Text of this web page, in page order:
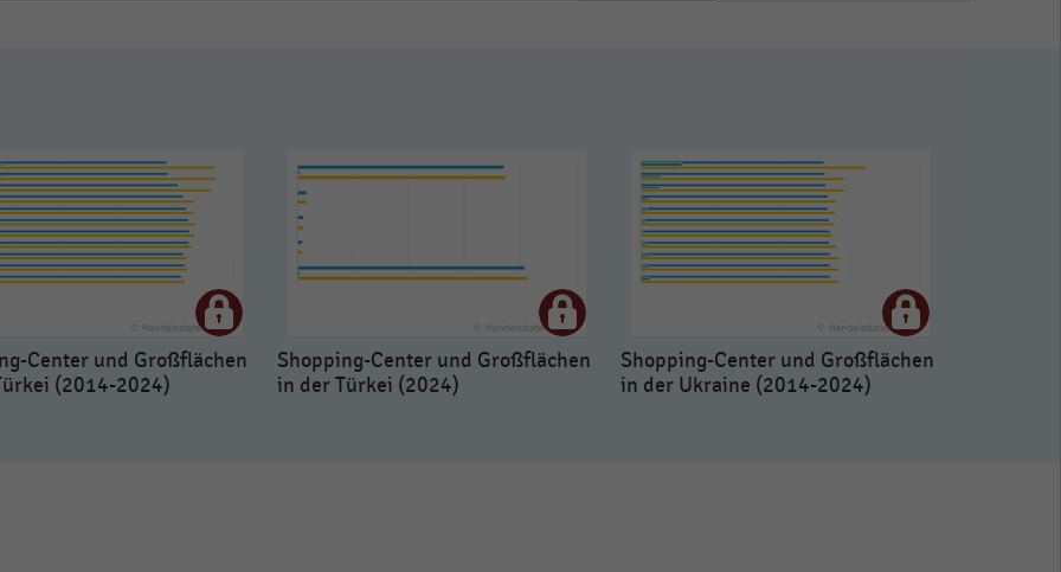
Center und Großflächen
(2014-2024)
Shopping-Center und Großflächen
in der Türkei (2024)
Shopping-Center und Großflächen
in der Ukraine (2014-2024)